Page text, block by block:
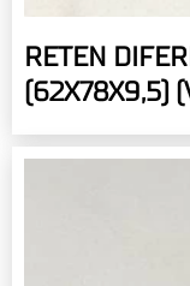
RETEN
(62X78X9,5)